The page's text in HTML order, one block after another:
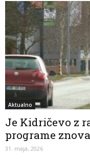
Aktualno
Je Kidričevo z
programe
31. maja, 2026